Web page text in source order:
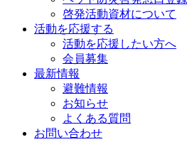
啓発活動資材について
活動を応援する
活動を応援したい方へ
会員募集
最新情報
避難情報
お知らせ
よくある質問
お問い合わせ